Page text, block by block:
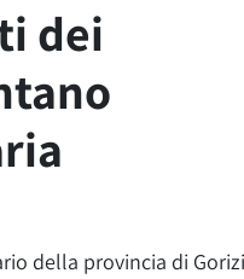
dei
della provincia di